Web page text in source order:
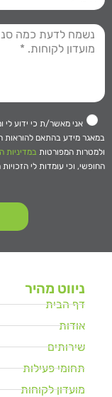
אני מאשר/ת כי ידוע לי
ולמטרות המפורטות
החופשי, וכי עומדות לי
ניווט מהיר
דף הבית
אודות
שירותים
תחומי פעילות
מועדון לקוחות